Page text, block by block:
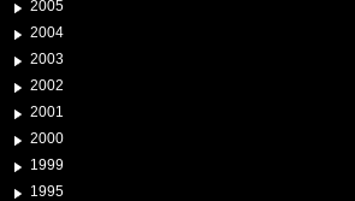
2005
2004
2003
2002
2001
2000
1999
1995